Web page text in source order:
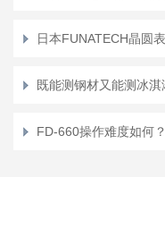
FD-660操作难度如何？